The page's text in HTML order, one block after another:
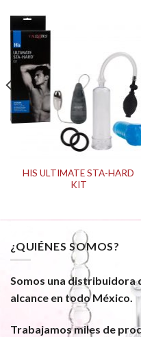
HIS ULTIMATE STA-HARD
KIT
¿QUIÉNES SOMOS?
Somos una distribuidora
alcance en todo México.
Trabajamos miles de